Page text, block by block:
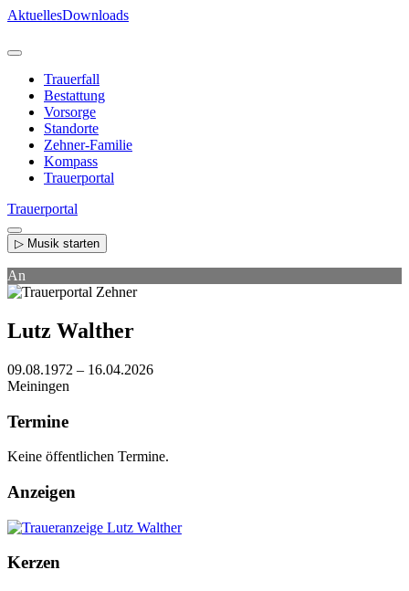
Direkt
Inhalt
AktuellesDownloads
Trauerfall
Bestattung
Vorsorge
Standorte
Zehner-Familie
Kompass
Trauerportal
Trauerportal
▷ Musik starten
An
Lutz Walther
09.08.1972 – 16.04.2026
Meiningen
Termine
Keine öffentlichen Termine.
Anzeigen
Kerzen